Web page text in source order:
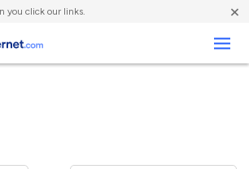
you click our links. ×